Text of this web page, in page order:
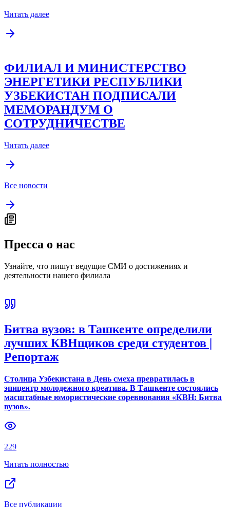
Читать далее
ФИЛИАЛ И МИНИСТЕРСТВО
ЭНЕРГЕТИКИ РЕСПУБЛИКИ
УЗБЕКИСТАН ПОДПИСАЛИ
МЕМОРАНДУМ О
СОТРУДНИЧЕСТВЕ
Читать далее
Все новости
Пресса о нас
Узнайте, что пишут ведущие СМИ о достижениях и
деятельности нашего филиала
Битва вузов: в Ташкенте определили
лучших КВНщиков среди студентов |
Репортаж
Столица Узбекистана в День смеха превратилась в
эпицентр молодежного креатива. В Ташкенте состоялись
масштабные юмористические соревнования «КВН: Битва
вузов».
229
Читать полностью
Все публикации